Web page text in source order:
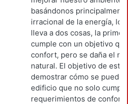
basándonos
irracional de la energía,
lleva a dos cosas, la
cumple con un objetivo
confort, pero se daña el
natural. El objetivo de este
demostrar cómo se puede
edificio que no solo
requerimientos de confort